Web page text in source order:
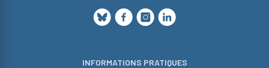
INFORMATIONS PRATIQUES